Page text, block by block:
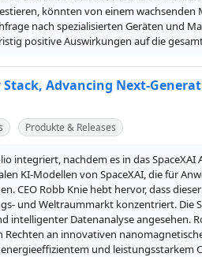
könnten von einem
nach spezialisierten Geräten und
positive Auswirkungen auf die
Advancing Next-
Produkte & Releases
integriert, nachdem es in das
KI-Modellen von SpaceXAI, die für
CEO Robb Knie hebt hervor, dass
und Weltraummarkt konzentriert. Die
Datenanalyse angesehen.
an innovativen
und leistungsstarkem